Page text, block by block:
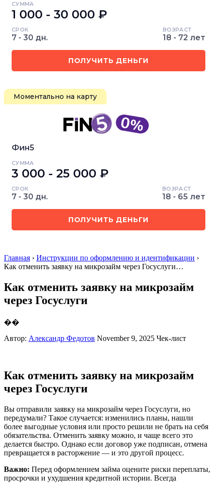
СУММА
1 000 - 30 000 ₽
СРОК
7 - 30 дн.
ВОЗРАСТ
18 - 72 лет
ПОЛУЧИТЬ ДЕНЬГИ
Моментально на карту
Фин5
СУММА
3 000 - 25 000 ₽
СРОК
7 - 30 дн.
ВОЗРАСТ
18 - 65 лет
ПОЛУЧИТЬ ДЕНЬГИ
Главная › Инструкции по оформлению и идентификации ›
Как отменить заявку на микрозайм через Госуслуги…
Как отменить заявку на микрозайм
через Госуслуги
��
Автор: Александр Федотов November 9, 2025 Чек-лист
Как отменить заявку на микрозайм
через Госуслуги
Вы отправили заявку на микрозайм через Госуслуги, но
передумали? Такое случается: изменились планы, нашли
более выгодные условия или просто решили не брать на себя
обязательства. Отменить заявку можно, и чаще всего это
делается быстро. Однако если договор уже подписан, отмена
превращается в расторжение — и это другой процесс.
Важно: Перед оформлением займа оцените риски переплаты,
просрочки и ухудшения кредитной истории. Всегда